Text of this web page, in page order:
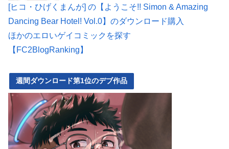
[ヒコ・ひげくまんが] の【ようこそ!! Simon & Amazing
Dancing Bear Hotel! Vol.0】のダウンロード購入
ほかのエロいゲイコミックを探す
【FC2BlogRanking】
週間ダウンロード第1位のデブ作品